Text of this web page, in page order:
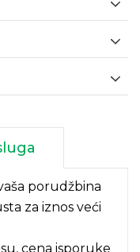
porudžbina
za iznos veći
cena isporuke